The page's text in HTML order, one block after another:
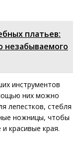
платьев:
незабываемого
инструментов
них можно
лепестков, стебля
ножницы, чтобы
красивые края.